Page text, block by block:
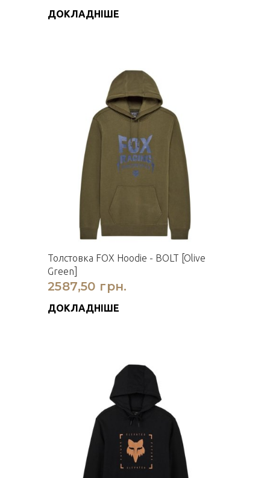
ДОКЛАДНІШЕ
Толстовка FOX Hoodie - BOLT [Olive
Green]
2587,50 грн.
ДОКЛАДНІШЕ